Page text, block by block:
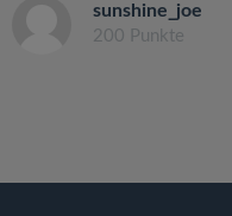
sunshine_joe
200 Punkte